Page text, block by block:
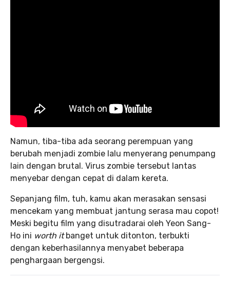
Namun, tiba-tiba ada seorang perempuan yang
berubah menjadi zombie lalu menyerang penumpang
lain dengan brutal. Virus zombie tersebut lantas
menyebar dengan cepat di dalam kereta.
Sepanjang film, tuh, kamu akan merasakan sensasi
mencekam yang membuat jantung serasa mau copot!
Meski begitu film yang disutradarai oleh Yeon Sang-
Ho ini worth itbanget untuk ditonton, terbukti
dengan keberhasilannya menyabet beberapa
penghargaan bergengsi.